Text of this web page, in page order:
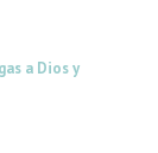
a Dios y